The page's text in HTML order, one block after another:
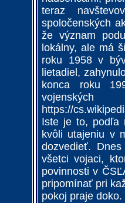
teraz
spoločenských
že význam
lokálny, ale má
roku 1958 v
lietadiel,
konca roku
https://
Iste je to, podľa
kvôli utajeniu v
dozvedieť.
všetci vojaci,
povinnosti v
pripomínať pri
pokoj praje doko.